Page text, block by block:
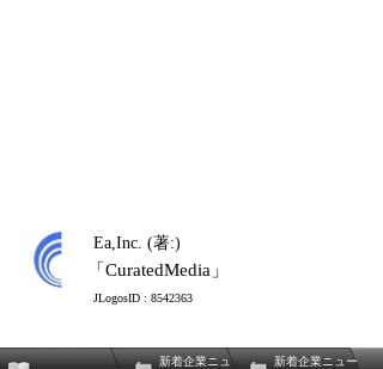
Ea,Inc. (著:)
「CuratedMedia」
JLogosID : 8542363
新着企業ニュ
新着企業ニュー